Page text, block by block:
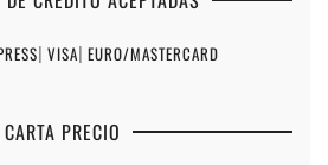
| VISA| EURO/MASTERCARD
CARTA PRECIO